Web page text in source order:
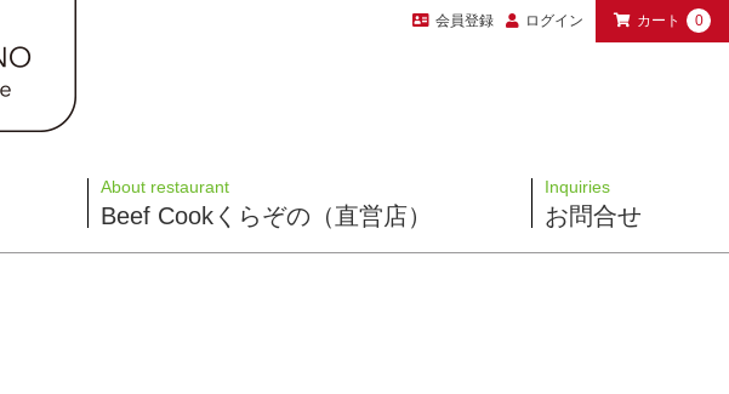
会員登録 ログイン カート 0
About restaurant
Beef Cookくらぞの（直営店）
Inquiries
お問合せ